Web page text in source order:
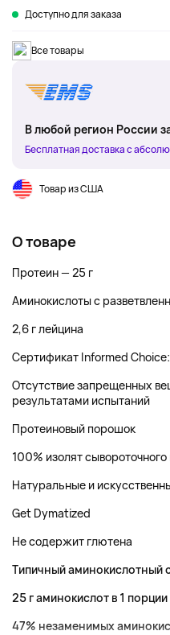
Доступно для заказа
Все товары
В любой регион России
Бесплатная доставка с
Товар из США
О товаре
Протеин — 25 г
Аминокислоты с
2,6 г лейцина
Сертификат Informed
Отсутствие запрещенных
результатами испытаний
Протеиновый порошок
100% изолят
Натуральные и
Get Dymatized
Не содержит глютена
Типичный аминокислотный
25 г аминокислот в 1 порции
47% незаменимых